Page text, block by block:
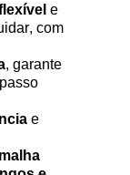
e
com
, garante
e
malha